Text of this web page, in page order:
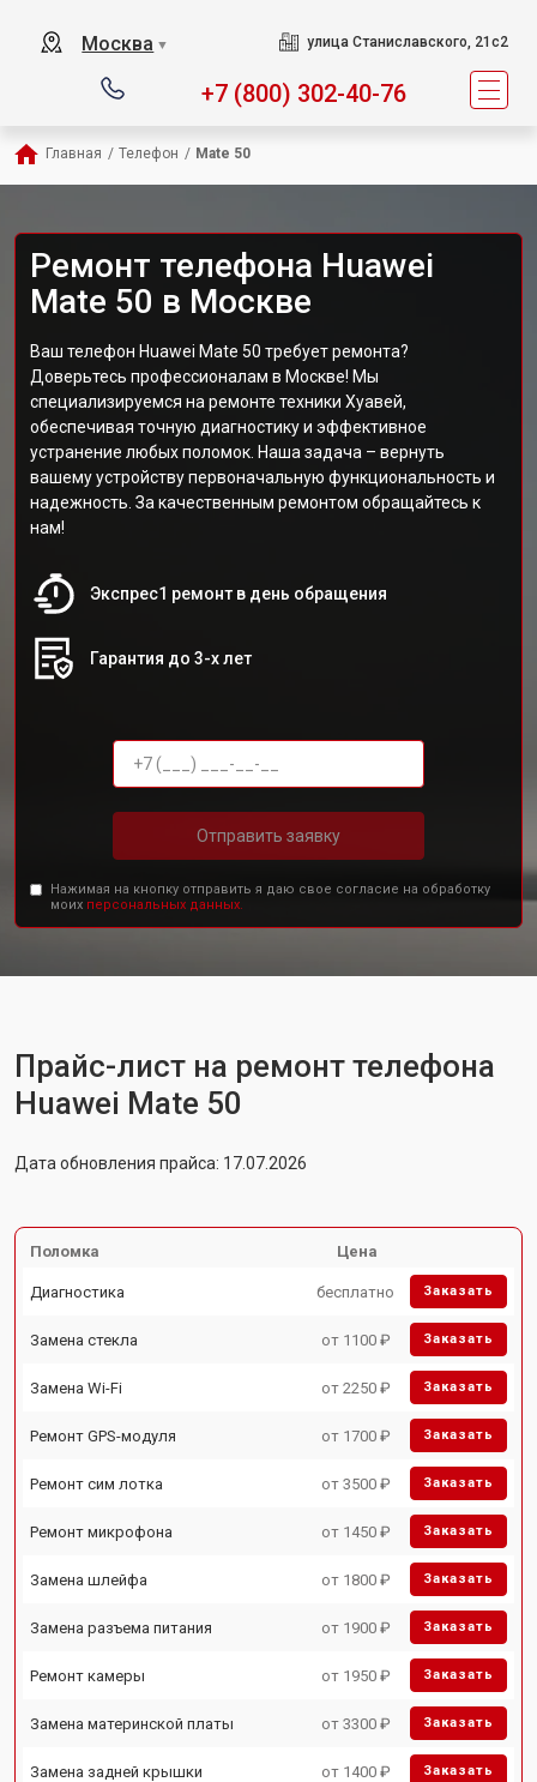
Москва ▼ улица Станиславского, 21с2
+7 (800) 302-40-76
Главная / Телефон / Mate 50
Ремонт телефона Huawei
Mate 50 в Москве
Ваш телефон Huawei Mate 50 требует ремонта?
Доверьтесь профессионалам в Москве! Мы
специализируемся на ремонте техники Хуавей,
обеспечивая точную диагностику и эффективное
устранение любых поломок. Наша задача – вернуть
вашему устройству первоначальную функциональность и
надежность. За качественным ремонтом обращайтесь к
нам!
Экспрес1 ремонт в день обращения
Гарантия до 3-х лет
Отправить заявку
Нажимая на кнопку отправить я даю свое согласие на обработку
моих персональных данных.
Прайс-лист на ремонт телефона
Huawei Mate 50
Дата обновления прайса: 17.07.2026
Поломка Цена
Диагностика бесплатно Заказать
Замена стекла от 1100 ₽ Заказать
Замена Wi-Fi от 2250 ₽ Заказать
Ремонт GPS-модуля от 1700 ₽ Заказать
Ремонт сим лотка от 3500 ₽ Заказать
Ремонт микрофона от 1450 ₽ Заказать
Замена шлейфа от 1800 ₽ Заказать
Замена разъема питания от 1900 ₽ Заказать
Ремонт камеры от 1950 ₽ Заказать
Замена материнской платы от 3300 ₽ Заказать
Замена задней крышки от 1400 ₽ Заказать